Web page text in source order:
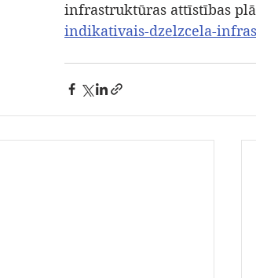
infrastruktūras attīstības
indikativais-dzelzcela-